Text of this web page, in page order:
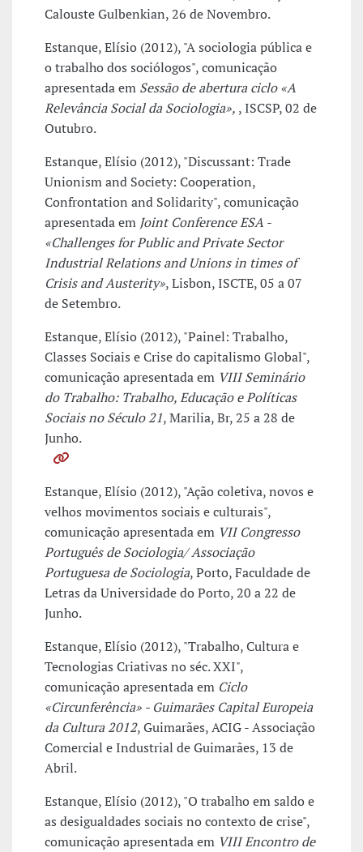
Calouste Gulbenkian, 26 de Novembro.
Estanque, Elísio (2012), "A sociologia pública e
o trabalho dos sociólogos", comunicação
apresentada em Sessão de abertura ciclo «A
Relevância Social da Sociologia», , ISCSP, 02 de
Outubro.
Estanque, Elísio (2012), "Discussant: Trade
Unionism and Society: Cooperation,
Confrontation and Solidarity", comunicação
apresentada em Joint Conference ESA -
«Challenges for Public and Private Sector
Industrial Relations and Unions in times of
Crisis and Austerity», Lisbon, ISCTE, 05 a 07
de Setembro.
Estanque, Elísio (2012), "Painel: Trabalho,
Classes Sociais e Crise do capitalismo Global",
comunicação apresentada em VIII Seminário
do Trabalho: Trabalho, Educação e Políticas
Sociais no Século 21, Marilia, Br, 25 a 28 de
Junho.
Estanque, Elísio (2012), "Ação coletiva, novos e
velhos movimentos sociais e culturais",
comunicação apresentada em VII Congresso
Português de Sociologia/ Associação
Portuguesa de Sociologia, Porto, Faculdade de
Letras da Universidade do Porto, 20 a 22 de
Junho.
Estanque, Elísio (2012), "Trabalho, Cultura e
Tecnologias Criativas no séc. XXI",
comunicação apresentada em Ciclo
«Circunferência» - Guimarães Capital Europeia
da Cultura 2012, Guimarães, ACIG - Associação
Comercial e Industrial de Guimarães, 13 de
Abril.
Estanque, Elísio (2012), "O trabalho em saldo e
as desigualdades sociais no contexto de crise",
comunicação apresentada em VIII Encontro de